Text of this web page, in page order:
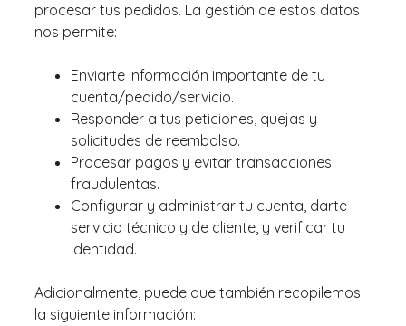
procesar tus pedidos. La gestión de estos datos
nos permite:
Enviarte información importante de tu
cuenta/pedido/servicio.
Responder a tus peticiones, quejas y
solicitudes de reembolso.
Procesar pagos y evitar transacciones
fraudulentas.
Configurar y administrar tu cuenta, darte
servicio técnico y de cliente, y verificar tu
identidad.
Adicionalmente, puede que también recopilemos
la siguiente información: